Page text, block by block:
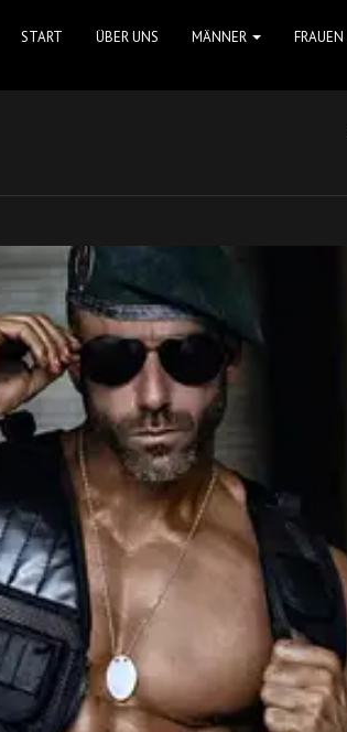
START ÜBER UNS MÄNNER FRAUEN